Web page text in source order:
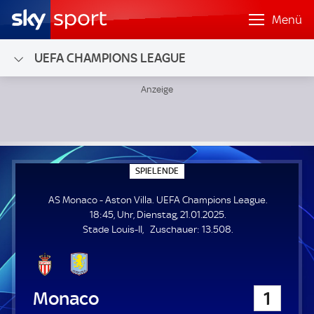
Menü
UEFA CHAMPIONS LEAGUE
AS Monaco - Aston Villa; UEFA Champions League
SPIELENDE
P
E
L
E
N
AS Monaco - Aston Villa. UEFA Champions League.
18:45, Uhr, Dienstag, 21.01.2025.
Stade Louis-II
Zuschauer: Z
13.508.
AS Monaco 1